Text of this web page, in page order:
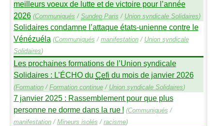
meilleurs voeux de lutte et de victoire pour l’année
2026 (Communiqués / SundepParis / Union syndicale Solidaires)
Solidaires condamne l’attaque états-unienne contre le
Vénézuéla (Communiqués / manifestation/ Union syndicale
Solidaires)
Les prochaines formations de l’Union syndicale
Solidaires : L’ÉCHOdu Cefi du mois de janvier 2026
(Formation/ Formation continue/ Union syndicale Solidaires)
7 janvier 2025 : Rassemblement pour que plus
personne ne dorme dans la rue ! (Communiqués /
manifestation/ Mineurs isolés / racisme)